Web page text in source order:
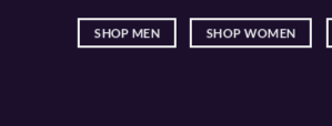
SHOP MEN SHOP WOMEN